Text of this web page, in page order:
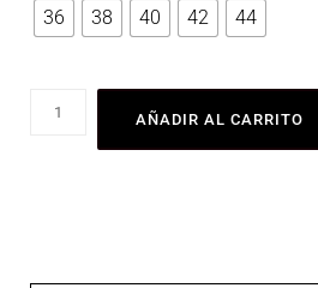
36 38 40 42 44
AÑADIR AL CARRITO